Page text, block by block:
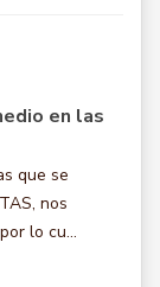
en las
que se
nos
lo cu...